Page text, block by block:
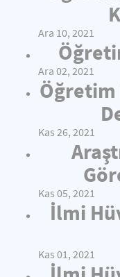
Ara 10, 2021
Ara 02, 2021
Öğretim
Kas 26, 2021
Kas 05, 2021
İlmi
Kas 01, 2021